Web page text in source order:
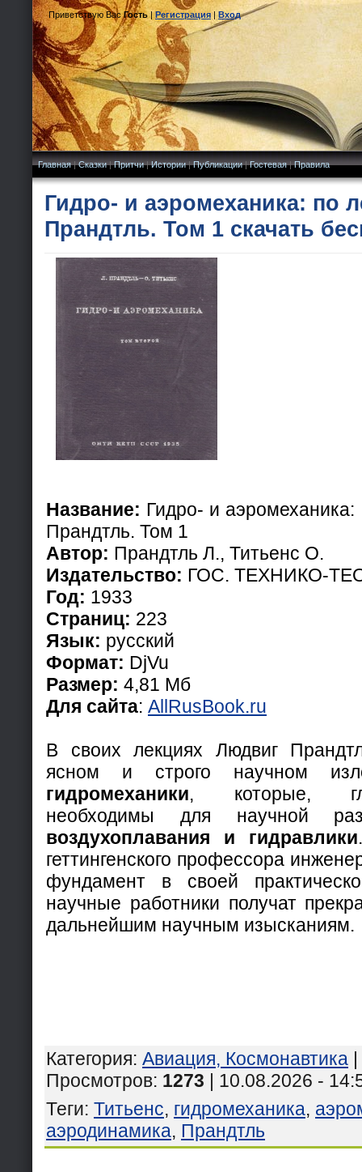
Приветствую Вас Гость|Регистрация|Вход
Главная|Сказки|Притчи|Истории|Публикации|Гостевая|Правила
Гидро- и аэромеханика: по
Прандтль. Том 1 скачать
Название: Гидро- и
Прандтль. Том 1
Автор: Прандтль Л., Титьенс О.
Издательство: ГОС. ТЕХНИКО-
Год: 1933
Страниц: 223
Язык: русский
Формат: DjVu
Размер: 4,81 Мб
Для сайта: AllRusBook.ru
В своих лекциях Людвиг
ясном и строго научном
гидромеханики, которые,
необходимы для научной
воздухоплавания и гидравлики
геттингенского профессора
фундамент в своей
научные работники получат
дальнейшим научным изысканиям.
Категория: Авиация, Космонавтика |
Просмотров: 1273 | 10.08.2026 -
Теги: Титьенс, гидромеханика,
аэродинамика, Прандтль